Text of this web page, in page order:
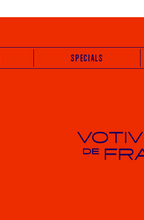
SPECIALS
Votiv Kino und Kino